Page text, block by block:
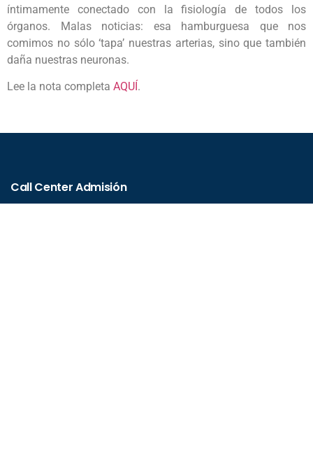
íntimamente conectado con la fisiología de todos los
órganos. Malas noticias: esa hamburguesa que nos
comimos no sólo ‘tapa’ nuestras arterias, sino que también
daña nuestras neuronas.
Lee la nota completa AQUÍ.